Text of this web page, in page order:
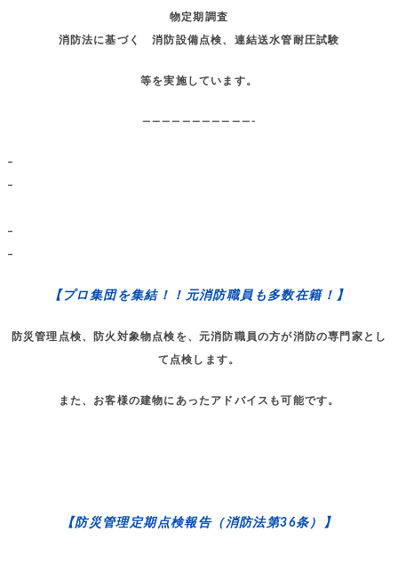
物定期調査
消防法に基づく 消防設備点検、連結送水管耐圧試験
等を実施しています。
———————————-
–
–
–
–
【プロ集団を集結！！元消防職員も多数在籍！】
防災管理点検、防火対象物点検を、元消防職員の方が消防の専門家とし
て点検します。
また、お客様の建物にあったアドバイスも可能です。
【防災管理定期点検報告（消防法第36条）】